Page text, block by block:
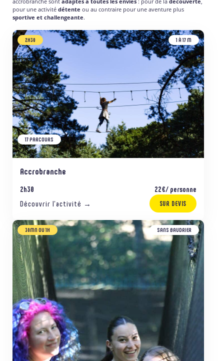
pour une activité détente ou au contraire pour une aventure plus
sportive et challengeante.
2H30 1 À 17 M
17 PARCOURS
Accrobranche
2h30
22€/ personne
Découvrir l’activité →
SUR DEVIS
30MN OU 1H SANS BAUDRIER